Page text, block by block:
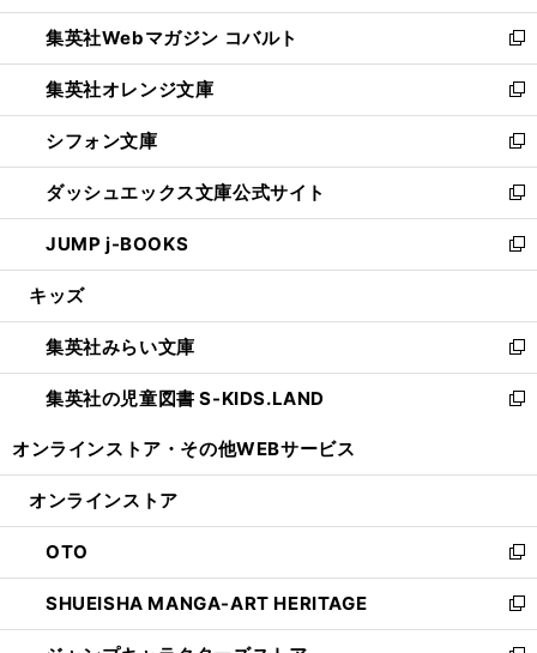
開
く
ウ
で
開
く
ン
ド
ウ
で
開
く
ウ
ィ
ン
ド
ウ
で
開
く
集英社Webマガジン コバルト
新
し
い
ウ
ィ
ン
ド
ウ
で
開
集英社オレンジ文庫
新
し
い
ウ
ィ
ン
ド
ウ
開
く
シフォン文庫
新
し
い
ウ
ィ
ン
ウ
で
開
く
ダッシュエックス文庫公式サイト
新
し
い
ウ
ン
ド
ウ
で
JUMP j-BOOKS
新
し
ウ
ィ
ン
ド
開
キッズ
集英社みらい文庫
新
し
い
ン
ウ
で
開
く
集英社の児童図書 S-KIDS.LAND
新
ウ
ン
ド
ウ
で
開
オンラインストア・ その他WEBサービス
オンラインストア
OTO
新
し
い
ウ
SHUEISHA MANGA-ART HERITAGE
新
し